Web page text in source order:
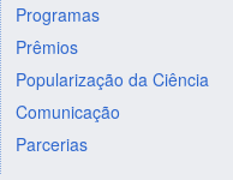
Programas
Prêmios
Popularização da Ciência
Comunicação
Parcerias